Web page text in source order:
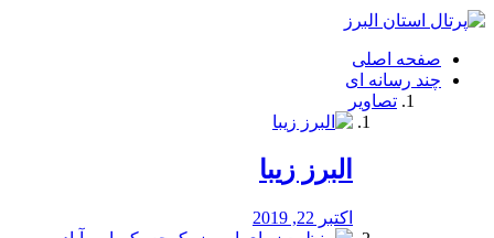
فصد
شرق
تهران
خشکشویی
صفحه اصلی
چند رسانه ای
تصاویر
البرز زیبا
اکتبر 22, 2019